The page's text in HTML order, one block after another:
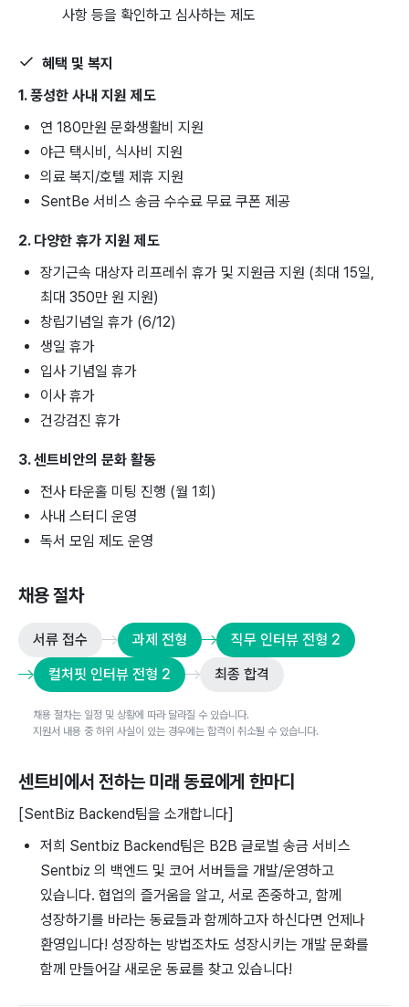
사항 등을 확인하고 심사하는 제도
혜택 및 복지
1. 풍성한 사내 지원 제도
연 180만원 문화생활비 지원
야근 택시비, 식사비 지원
의료 복지/호텔 제휴 지원
SentBe 서비스 송금 수수료 무료 쿠폰 제공
2. 다양한 휴가 지원 제도
장기근속 대상자 리프레쉬 휴가 및 지원금 지원 (최대 15일,
최대 350만 원 지원)
창립기념일 휴가 (6/12)
생일 휴가
입사 기념일 휴가
이사 휴가
건강검진 휴가
3. 센트비안의 문화 활동
전사 타운홀 미팅 진행 (월 1회)
사내 스터디 운영
독서 모임 제도 운영
채용 절차
서류 접수 과제 전형
직무 인터뷰 전형 2
컬처핏 인터뷰 전형 2
최종 합격
채용 절차는 일정 및 상황에 따라 달라질 수 있습니다.
지원서 내용 중 허위 사실이 있는 경우에는 합격이 취소될 수 있습니다.
센트비에서 전하는 미래 동료에게 한마디
[SentBiz Backend팀을 소개합니다]
저희 Sentbiz Backend팀은 B2B 글로벌 송금 서비스
Sentbiz 의 백엔드 및 코어 서버들을 개발/운영하고
있습니다. 협업의 즐거움을 알고, 서로 존중하고, 함께
성장하기를 바라는 동료들과 함께하고자 하신다면 언제나
환영입니다! 성장하는 방법조차도 성장시키는 개발 문화를
함께 만들어갈 새로운 동료를 찾고 있습니다!